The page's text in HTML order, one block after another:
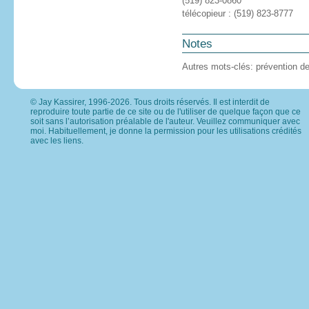
télécopieur : (519) 823-8777
Notes
Autres mots-clés: prévention
© Jay Kassirer, 1996-2026. Tous droits réservés. Il est interdit de
reproduire toute partie de ce site ou de l'utiliser de quelque façon que ce
soit sans l’autorisation préalable de l'auteur. Veuillez communiquer avec
moi. Habituellement, je donne la permission pour les utilisations crédités
avec les liens.